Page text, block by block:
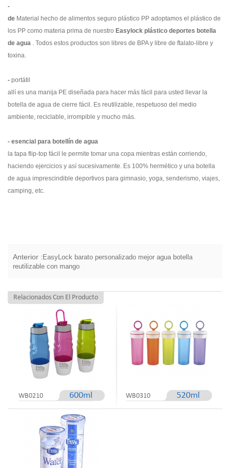
-
de Material hecho de alimentos seguro plástico PP adoptamos el plástico de
los PP como materia prima de nuestro Easylock plástico deportes botella
de agua . Todos estos productos son libres de BPA y libre de ftalato-libre y
toxina.
- portátil
allí es una manija PE diseñada para hacer más fácil para usted llevar la
botella de agua de cierre fácil. Es reutilizable, respetuoso del medio
ambiente, reciclable, irrompible y mucho más.
- esencial para botellín de agua
la tapa flip-top fácil le permite tomar una copa mientras están corriendo,
haciendo ejercicios y así sucesivamente. Es 100% hermético y una botella
de agua imprescindible deportivos para gimnasio, yoga, senderismo, viajes,
camping, etc.
Anterior : EasyLock barato personalizado mejor agua botella
reutilizable con mango
Relacionados Con El Producto
WB0210 600ml WB0310 520ml